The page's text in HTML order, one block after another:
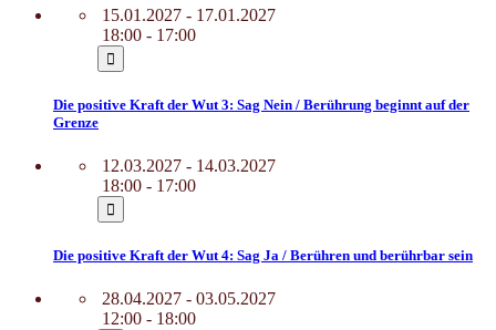
15.01.2027 - 17.01.2027
18:00 - 17:00
Die positive Kraft der Wut 3: Sag Nein / Berührung beginnt auf der
Grenze
12.03.2027 - 14.03.2027
18:00 - 17:00
Die positive Kraft der Wut 4: Sag Ja / Berühren und berührbar sein
28.04.2027 - 03.05.2027
12:00 - 18:00